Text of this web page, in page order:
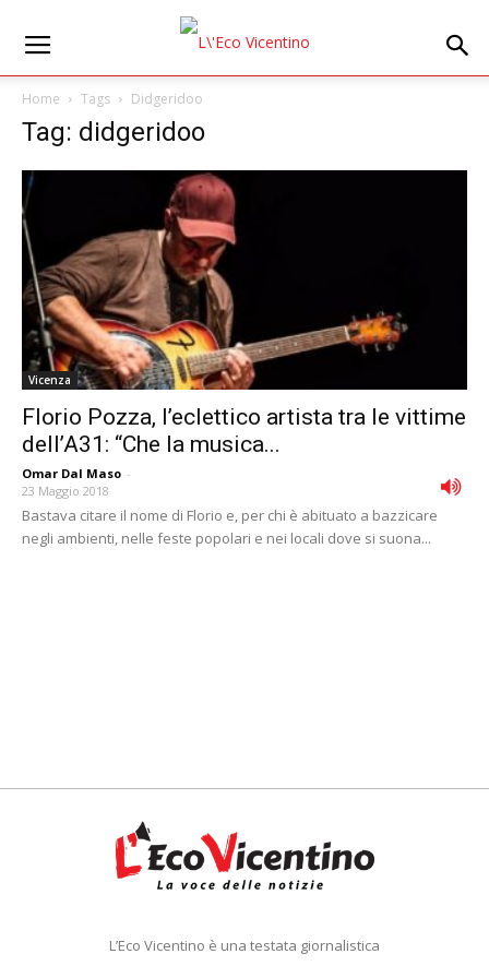
Home Tags Didgeridoo
Tag: didgeridoo
Vicenza
Florio Pozza, l’eclettico artista tra le vittime
dell’A31: “Che la musica...
Omar Dal Maso -
23 Maggio 2018
Bastava citare il nome di Florio e, per chi è abituato a bazzicare
negli ambienti, nelle feste popolari e nei locali dove si suona...
L’Eco Vicentino è una testata giornalistica